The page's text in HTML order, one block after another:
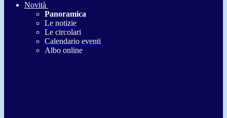
Novità
Panoramica
Le notizie
Le circolari
Calendario eventi
Albo online